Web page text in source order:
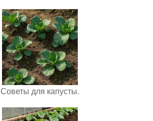
Советы для капусты.